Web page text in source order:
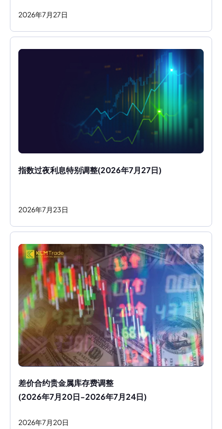
2026年7 月 27日
指数过夜利息特别调整(2026年7月27日)
2026年7 月 23日
差价合约贵金属库存费调整
(2026年7月20日-2026年7月24日)
2026年7 月 20日